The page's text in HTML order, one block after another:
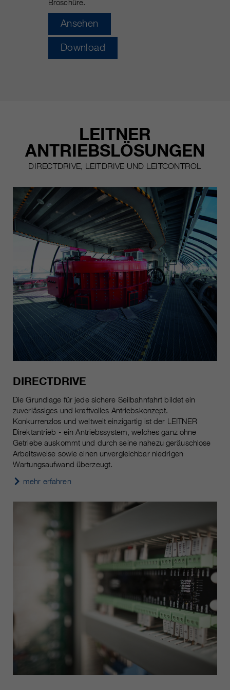
Broschüre.
Ansehen
Download
LEITNER
ANTRIEBSLÖSUNGEN
DIRECTDRIVE, LEITDRIVE UND LEITCONTROL
DIRECTDRIVE
Die Grundlage für jede sichere Seilbahnfahrt bildet ein
zuverlässiges und kraftvolles Antriebskonzept.
Konkurrenzlos und weltweit einzigartig ist der LEITNER
Direktantrieb - ein Antriebssystem, welches ganz ohne
Getriebe auskommt und durch seine nahezu geräuschlose
Arbeitsweise sowie einen unvergleichbar niedrigen
Wartungsaufwand überzeugt.
mehr erfahren
https://policies.google.com/privacy.
Gesammelte nicht
personenbezogene Daten werden
verwendet, um Berichte über die
Nutzung der Website zu erstellen,
die uns helfen, unsere Websites /